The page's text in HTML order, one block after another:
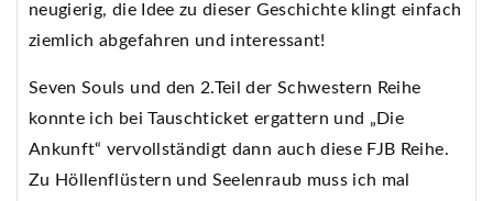
neugierig, die Idee zu dieser Geschichte klingt einfach
ziemlich abgefahren und interessant!
Seven Souls und den 2.Teil der Schwestern Reihe
konnte ich bei Tauschticket ergattern und „Die
Ankunft“ vervollständigt dann auch diese FJB Reihe.
Zu Höllenflüstern und Seelenraub muss ich mal